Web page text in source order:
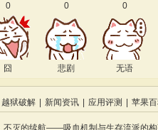
0
囧
0
悲剧
0
无语
越狱破解 新闻资讯 应用评测 苹果
不灭的续航——吸血机制与生存流派的